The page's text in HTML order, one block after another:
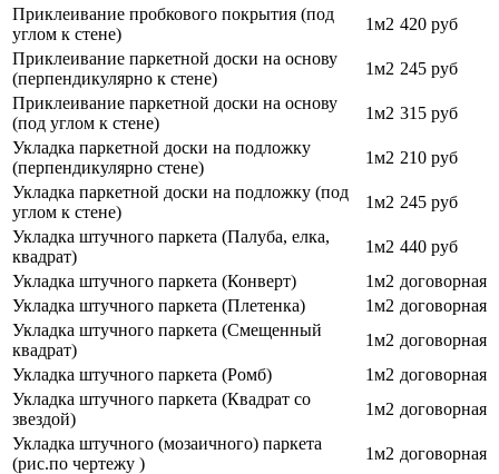
Приклеивание пробкового покрытия (под
углом к стене)
1м2 420 руб
Приклеивание паркетной доски на основу
(перпендикулярно к стене)
1м2 245 руб
Приклеивание паркетной доски на основу
(под углом к стене)
1м2 315 руб
Укладка паркетной доски на подложку
(перпендикулярно стене)
1м2 210 руб
Укладка паркетной доски на подложку (под
углом к стене)
1м2 245 руб
Укладка штучного паркета (Палуба, елка,
квадрат)
1м2 440 руб
Укладка штучного паркета (Конверт)
1м2 договорная
Укладка штучного паркета (Плетенка)
1м2 договорная
Укладка штучного паркета (Смещенный
квадрат)
1м2 договорная
Укладка штучного паркета (Ромб)
1м2 договорная
Укладка штучного паркета (Квадрат со
звездой)
1м2 договорная
Укладка штучного (мозаичного) паркета
(рис.по чертежу )
1м2 договорная